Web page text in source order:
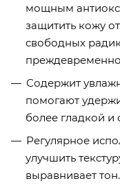
мощным
защитить кожу
свободных
Содержит
помогают
более гладкой
Регулярное
улучшить
выравнивает тон.